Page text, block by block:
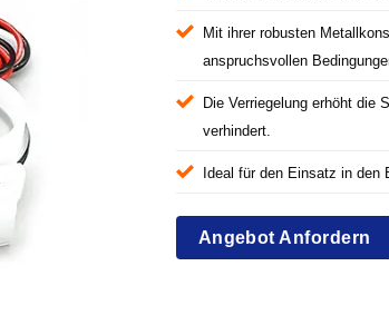
Mit ihrer robusten
anspruchsvollen
Die Verriegelung erhöht die
verhindert.
Ideal für den Einsatz in den
Angebot Anfordern